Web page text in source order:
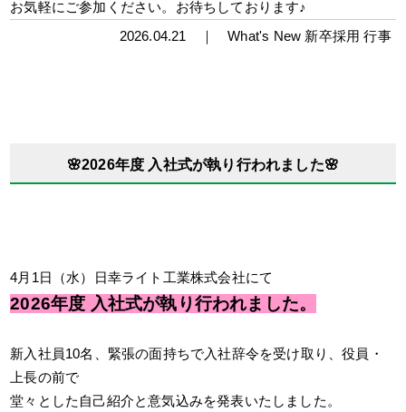
お気軽にご参加ください。お待ちしております♪
2026.04.21 ｜What's New 新卒採用 行事
🌸2026年度 入社式が執り行われました🌸
4月1日（水）日幸ライト工業株式会社にて
2026年度 入社式が執り行われました。
新入社員10名、緊張の面持ちで入社辞令を受け取り、役員・
上長の前で
堂々とした自己紹介と意気込みを発表いたしました。